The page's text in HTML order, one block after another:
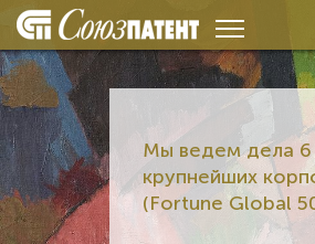
Мы ведем дела 6
крупнейших
(Fortune Global